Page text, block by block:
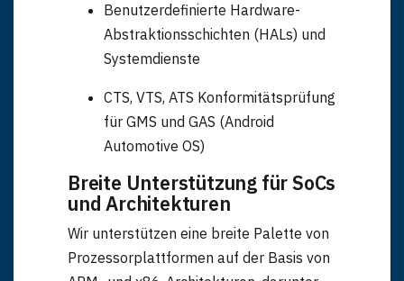
Benutzerdefinierte Hardware-
Abstraktionsschichten (HALs) und
Systemdienste
CTS, VTS, ATS Konformitätsprüfung
für GMS und GAS (Android
Automotive OS)
Breite Unterstützung für SoCs
und Architekturen
Wir unterstützen eine breite Palette von
Prozessorplattformen auf der Basis von